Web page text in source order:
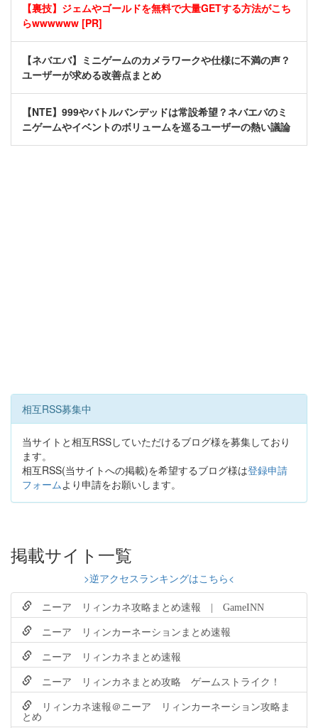
【裏技】ジェムやゴールドを無料で大量GETする方法がこち
らwwwwww [PR]
【ネバエバ】ミニゲームのカメラワークや仕様に不満の声？
ユーザーが求める改善点まとめ
【NTE】999やバトルバンデッドは常設希望？ネバエバのミ
ニゲームやイベントのボリュームを巡るユーザーの熱い議論
相互RSS募集中
当サイトと相互RSSしていただけるブログ様を募集しており
ます。
相互RSS(当サイトへの掲載)を希望するブログ様は登録申請
フォームより申請をお願いします。
掲載サイト一覧
>逆アクセスランキングはこちら<
ニーア リィンカネ攻略まとめ速報 | GameINN
ニーア リィンカーネーションまとめ速報
ニーア リィンカネまとめ速報
ニーア リィンカネまとめ攻略 ゲームストライク！
リィンカネ速報＠ニーア リィンカーネーション攻略ま
とめ